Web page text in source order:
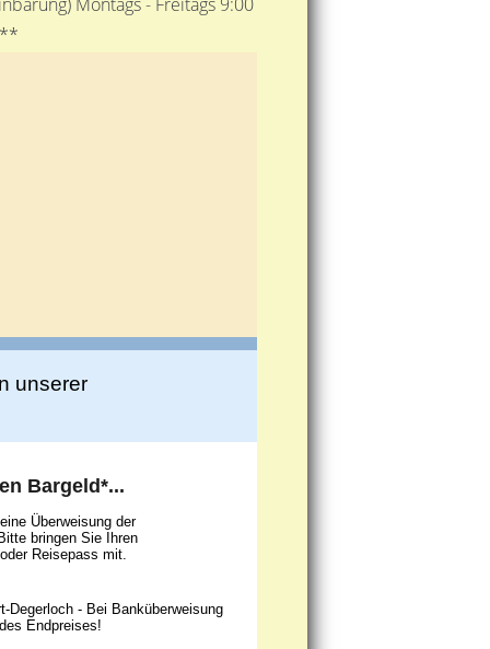
unserer
Bargeld*...
Überweisung der
bringen Sie Ihren
Reisepass mit.
Degerloch - Bei Banküberweisung
Endpreises!